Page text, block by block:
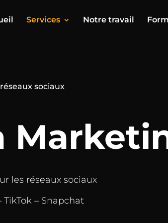
Services Notre travail
sociaux
les réseaux sociaux
– Snapchat